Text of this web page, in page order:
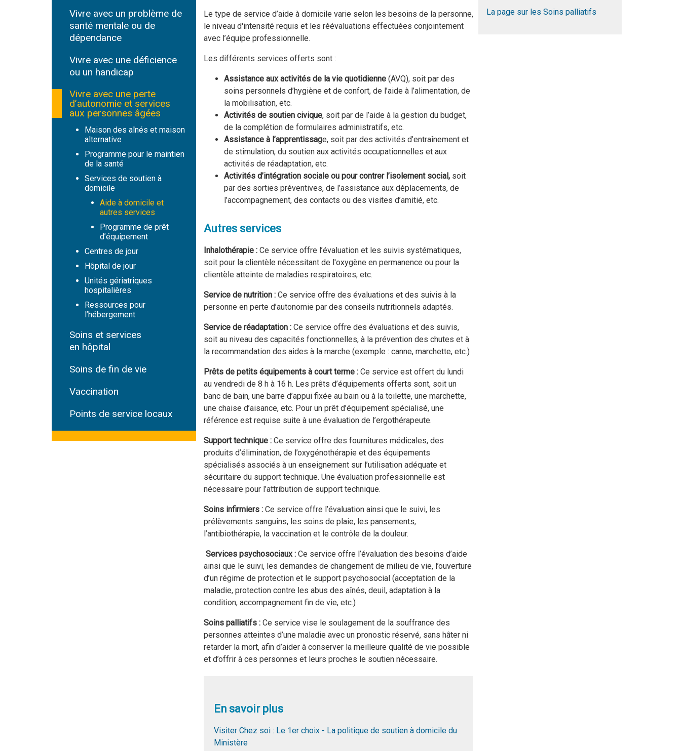
Vivre avec un problème de
santé mentale ou de
dépendance
Vivre avec une déficience
ou un handicap
Vivre avec une perte
d’autonomie et services
aux personnes âgées
Maison des aînés et maison
alternative
Programme pour le maintien
de la santé
Services de soutien à
domicile
Aide à domicile et
autres services
Programme de prêt
d’équipement
Centres de jour
Hôpital de jour
Unités gériatriques
hospitalières
Ressources pour
l’hébergement
Soins et services
en hôpital
Soins de fin de vie
Vaccination
Points de service locaux
Le type de service d’aide à domicile varie selon les besoins de la personne,
le niveau d'intensité requis et les réévaluations effectuées conjointement
avec l’équipe professionnelle.
Les différents services offerts sont :
Assistance aux activités de la vie quotidienne (AVQ), soit par des
soins personnels d’hygiène et de confort, de l’aide à l’alimentation, de
la mobilisation, etc.
Activités de soutien civique, soit par de l’aide à la gestion du budget,
de la complétion de formulaires administratifs, etc.
Assistance à l’apprentissage, soit par des activités d’entraînement et
de stimulation, du soutien aux activités occupationnelles et aux
activités de réadaptation, etc.
Activités d’intégration sociale ou pour contrer l’isolement social, soit
par des sorties préventives, de l’assistance aux déplacements, de
l’accompagnement, des contacts ou des visites d’amitié, etc.
Autres services
Inhalothérapie : Ce service offre l’évaluation et les suivis systématiques,
soit pour la clientèle nécessitant de l'oxygène en permanence ou pour la
clientèle atteinte de maladies respiratoires, etc.
Service de nutrition : Ce service offre des évaluations et des suivis à la
personne en perte d’autonomie par des conseils nutritionnels adaptés.
Service de réadaptation : Ce service offre des évaluations et des suivis,
soit au niveau des capacités fonctionnelles, à la prévention des chutes et à
la recommandation des aides à la marche (exemple : canne, marchette, etc.)
Prêts de petits équipements à court terme : Ce service est offert du lundi
au vendredi de 8 h à 16 h. Les prêts d’équipements offerts sont, soit un
banc de bain, une barre d’appui fixée au bain ou à la toilette, une marchette,
une chaise d’aisance, etc. Pour un prêt d’équipement spécialisé, une
référence est requise suite à une évaluation de l’ergothérapeute.
Support technique : Ce service offre des fournitures médicales, des
produits d’élimination, de l’oxygénothérapie et des équipements
spécialisés associés à un enseignement sur l’utilisation adéquate et
sécuritaire du support technique. Une évaluation professionnelle est
nécessaire pour l’attribution de support technique.
Soins infirmiers : Ce service offre l’évaluation ainsi que le suivi, les
prélèvements sanguins, les soins de plaie, les pansements,
l’antibiothérapie, la vaccination et le contrôle de la douleur.
Services psychosociaux : Ce service offre l’évaluation des besoins d’aide
ainsi que le suivi, les demandes de changement de milieu de vie, l’ouverture
d’un régime de protection et le support psychosocial (acceptation de la
maladie, protection contre les abus des aînés, deuil, adaptation à la
condition, accompagnement fin de vie, etc.)
Soins palliatifs : Ce service vise le soulagement de la souffrance des
personnes atteintes d’une maladie avec un pronostic réservé, sans hâter ni
retarder la mort, afin d’aider à conserver la meilleure qualité de vie possible
et d’offrir à ces personnes et leurs proches le soutien nécessaire.
En savoir plus
Visiter Chez soi : Le 1er choix - La politique de soutien à domicile du
Ministère
La page sur les Soins palliatifs